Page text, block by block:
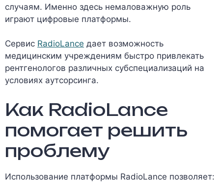
случаям. Именно здесь немаловажную роль
играют цифровые платформы.
Сервис RadioLance дает возможность
медицинским учреждениям быстро привлекать
рентгенологов различных субспециализаций на
условиях аутсорсинга.
Как RadioLance
помогает решить
проблему
Использование платформы RadioLance позволяет: